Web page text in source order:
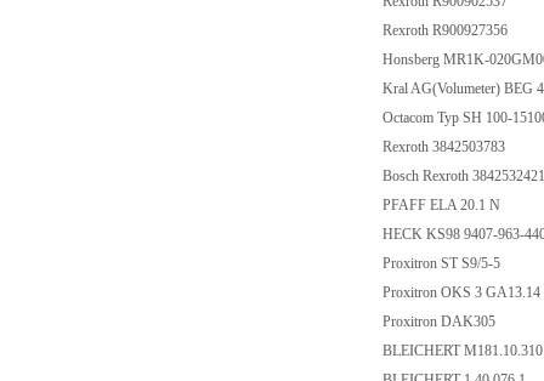
Rexroth R900927356
Honsberg MR1K-
Kral AG(Volumeter) BEG
Octacom Typ SH 100-
Rexroth 3842503783
Bosch Rexroth
PFAFF ELA 20.1 N
HECK KS98 9407-963-
Proxitron ST S9/5-5
Proxitron OKS 3
Proxitron DAK305
BLEICHERT